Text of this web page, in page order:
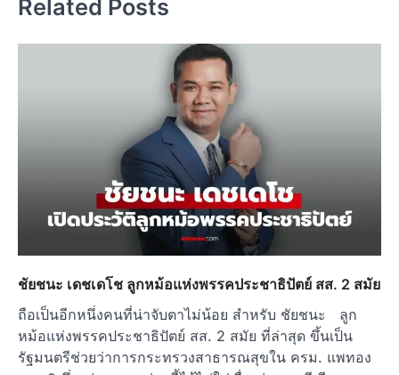
Related Posts
ชัยชนะ เดชเดโช ลูกหม้อแห่งพรรคประชาธิปัตย์ สส. 2 สมัย
ถือเป็นอีกหนึ่งคนที่น่าจับตาไม่น้อย สำหรับ ชัยชนะ ลูก
หม้อแห่งพรรคประชาธิปัตย์ สส. 2 สมัย ที่ล่าสุด ขึ้นเป็น
รัฐมนตรีช่วยว่าการกระทรวงสาธารณสุขใน ครม. แพทอง